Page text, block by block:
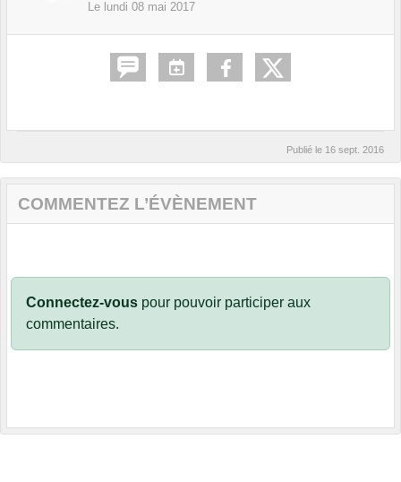
Le lundi 08 mai 2017
Publié le 16 sept. 2016
COMMENTEZ L’ÉVÈNEMENT
Connectez-vous pour pouvoir participer aux
commentaires.